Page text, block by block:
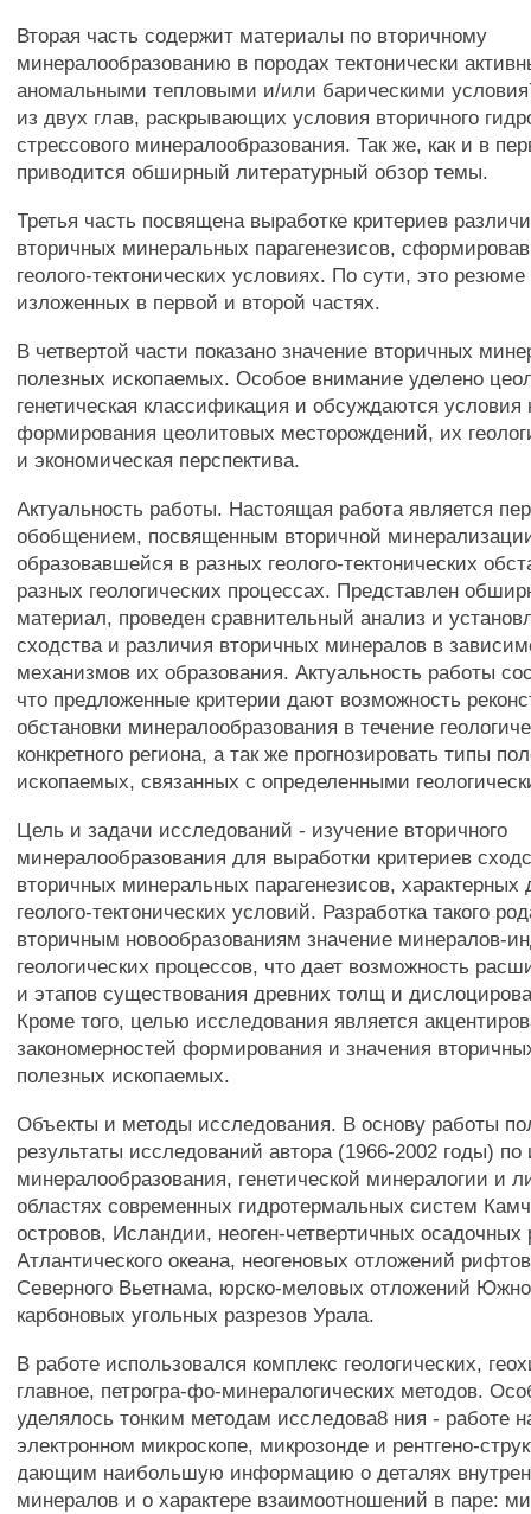
Вторая часть содержит материалы по вторичному
минералообразованию в породах тектонически
аномальными тепловыми и/или барическими
из двух глав, раскрывающих условия вторичного
стрессового минералообразования. Так же, как и в
приводится обширный литературный обзор темы.
Третья часть посвящена выработке критериев
вторичных минеральных парагенезисов,
геолого-тектонических условиях. По сути, это
изложенных в первой и второй частях.
В четвертой части показано значение вторичных
полезных ископаемых. Особое внимание уделено
генетическая классификация и обсуждаются
формирования цеолитовых месторождений, их
и экономическая перспектива.
Актуальность работы. Настоящая работа является
обобщением, посвященным вторичной
образовавшейся в разных геолого-тектонических
разных геологических процессах. Представлен
материал, проведен сравнительный анализ и
сходства и различия вторичных минералов в
механизмов их образования. Актуальность работы
что предложенные критерии дают возможность
обстановки минералообразования в течение
конкретного региона, а так же прогнозировать типы
ископаемых, связанных с определенными
Цель и задачи исследований - изучение вторичного
минералообразования для выработки критериев
вторичных минеральных парагенезисов, характерных
геолого-тектонических условий. Разработка такого
вторичным новообразованиям значение минералов-
геологических процессов, что дает возможность
и этапов существования древних толщ и
Кроме того, целью исследования является
закономерностей формирования и значения
полезных ископаемых.
Объекты и методы исследования. В основу работы
результаты исследований автора (1966-2002 годы)
минералообразования, генетической минералогии и
областях современных гидротермальных систем
островов, Исландии, неоген-четвертичных осадочных
Атлантического океана, неогеновых отложений
Северного Вьетнама, юрско-меловых отложений
карбоновых угольных разрезов Урала.
В работе использовался комплекс геологических,
главное, петрогра-фо-минералогических методов.
уделялось тонким методам исследова8 ния - работе
электронном микроскопе, микрозонде и рентгено-
дающим наибольшую информацию о деталях
минералов и о характере взаимоотношений в паре: